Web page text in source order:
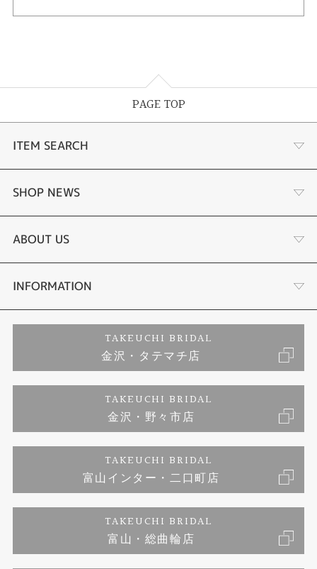
PAGE TOP
ITEM SEARCH
婚約指輪
結婚指輪
セットリング
婚約ネックレス
ダイヤモンド
ジュエリーリフォーム
SHOP NEWS
選ばれる理由まとめ
お客様の声
プロポーズサポート
ブランドリスト
福井指輪工房｜手作りペアリング
福井指輪工房｜手作り結婚指輪 and 婚約指輪
福井工房｜手作り婚約指輪プロポーズプラン
ABOUT US
会社概要
お客様の声
INFORMATION
プライバシーポリシー
TAKEUCHI BRIDAL
金沢・タテマチ店
TAKEUCHI BRIDAL
金沢・野々市店
TAKEUCHI BRIDAL
富山インター・二口町店
TAKEUCHI BRIDAL
富山・総曲輪店